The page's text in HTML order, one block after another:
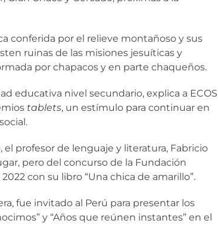
conferida por el relieve montañoso y sus
ruinas de las misiones jesuíticas y
por chapacos y en parte chaqueños.
educativa nivel secundario, explica a ECOS
tablets, un estímulo para continuar en
profesor de lenguaje y literatura, Fabricio
pero del concurso de la Fundación
con su libro “Una chica de amarillo”.
fue invitado al Perú para presentar los
y “Años que reúnen instantes” en el